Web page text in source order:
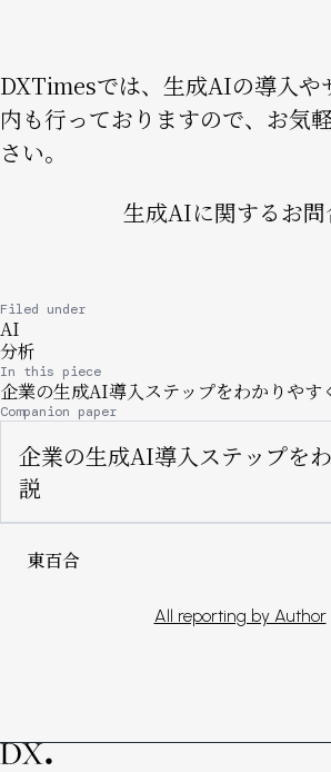
Filed under
AI
分析
In this piece
企業の生成AI導入ステップをわかりやす
Companion paper
企業の生成AI導入ステップを
説
DXTimesでは、生成AIの導入や
内も行っておりますので、お気
さい。
生成AIに関するお問
東百合
All reporting by Author